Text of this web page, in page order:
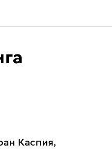
Каспия,